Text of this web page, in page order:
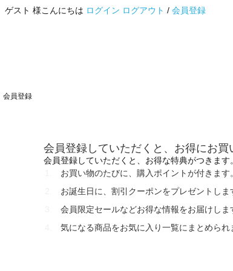
ゲスト 様こんにちは ログイン ログアウト / 会員登録
会員登録
会員登録していただくと、お得にお買
会員登録していただくと、お得な特典がつきます
お買い物のたびに、購入ポイントが付きます。
お誕生日に、割引クーポンをプレゼントしま
会員限定セールなどお得な情報をお届けしま
気になる商品をお気に入り一覧にまとめられ